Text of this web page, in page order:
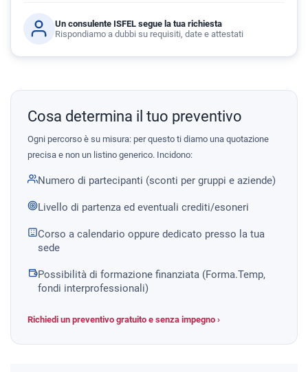
Un consulente ISFEL segue la tua richiesta
Rispondiamo a dubbi su requisiti, date e attestati
Cosa determina il tuo preventivo
Ogni percorso è su misura: per questo ti diamo una quotazione
precisa e non un listino generico. Incidono:
Numero di partecipanti (sconti per gruppi e aziende)
Livello di partenza ed eventuali crediti/esoneri
Corso a calendario oppure dedicato presso la tua
sede
Possibilità di formazione finanziata (Forma.Temp,
fondi interprofessionali)
Richiedi un preventivo gratuito e senza impegno ›